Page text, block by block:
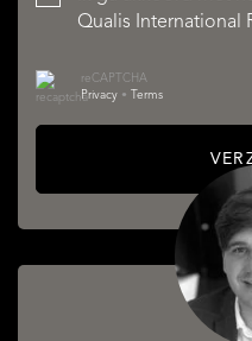
Qualis International
reCAPTCHA
Privacy • Terms